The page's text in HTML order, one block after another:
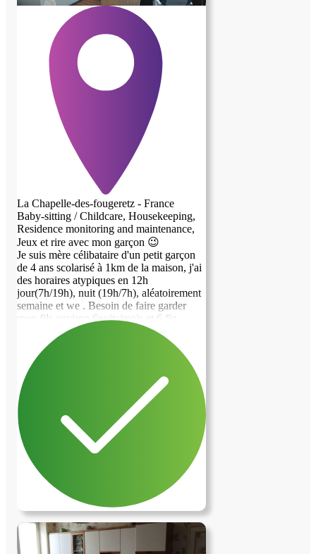
La Chapelle-des-fougeretz - France
Baby-sitting / Childcare, Housekeeping,
Residence monitoring and maintenance,
Jeux et rire avec mon garçon 😉
Je suis mère célibataire d'un petit garçon
de 4 ans scolarisé à 1km de la maison, j'ai
des horaires atypiques en 12h
jour(7h/19h), nuit (19h/7h), aléatoirement
semaine et we . Besoin de faire garder
mon fils environ 6nuits/mois et 6 fin
d'après midi avec récupération à l'école et
donner le repas avant mon retour à la
maison. Et certains we en journée. Nous
avons un chat. Nous habitons dans une
belle maison indépendante, en impasse
avec garage, jardin clos, terrasses
surélevées. Secteur calme à 10 min de
Rennes en voiture. Permis et voiture
souhaitable mais pas obligatoire. Bus à
200m de la maison pour rejoindre Rennes
villejean en moins de 20min. Grande
pièce à vivre. Nous partagerons les
espaces communs tout en respectant
l'intimité de chacun. Je recherche une
personne de confiance, respectueuse qui
saura prendre soin de mon fils et de ma
maison en mon abscence. Au plaisir de
faire votre connaissance. Angélique